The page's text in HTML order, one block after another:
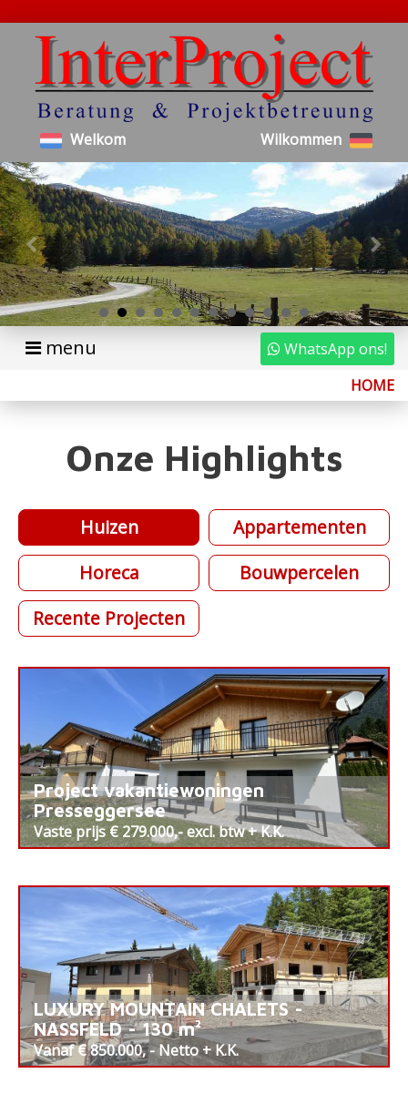
Welkom Wilkommen
menu
WhatsApp ons!
HOME
Onze Highlights
Huizen
Appartementen
Horeca
Bouwpercelen
Recente Projecten
Project vakantiewoningen
Presseggersee
Vaste prijs € 279.000,- excl. btw + K.K.
LUXURY MOUNTAIN CHALETS -
NASSFELD - 130 m²
Vanaf € 850.000, - Netto + K.K.